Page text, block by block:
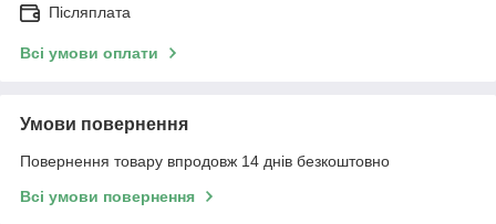
Післяплата
Всі умови оплати
Умови повернення
Повернення товару впродовж 14 днів безкоштовно
Всі умови повернення